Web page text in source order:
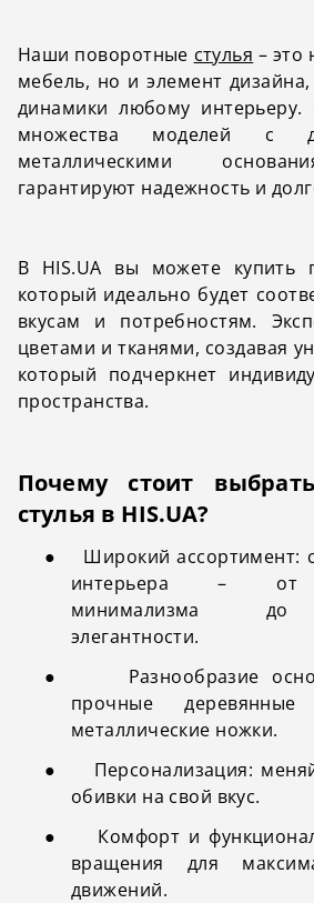
Наши поворотные стулья – это
мебель, но и элемент
динамики любому интерьеру.
множества моделей с
металлическими
гарантируют надежность и
В HIS.UA вы можете купить
который идеально будет
вкусам и потребностям.
цветами и тканями, создавая
который подчеркнет
пространства.
Почему стоит
стулья в HIS.UA?
●
Широкий ассортимент:
интерьера – от
минимализма до
элегантности.
●
Разнообразие
прочные
металлические ножки.
●
Персонализация:
обивки на свой вкус.
●
Комфорт и
вращения для
движений.